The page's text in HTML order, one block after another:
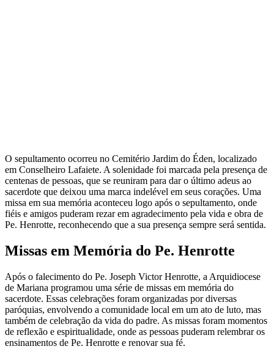
O sepultamento ocorreu no Cemitério Jardim do Éden, localizado
em Conselheiro Lafaiete. A solenidade foi marcada pela presença de
centenas de pessoas, que se reuniram para dar o último adeus ao
sacerdote que deixou uma marca indelével em seus corações. Uma
missa em sua memória aconteceu logo após o sepultamento, onde
fiéis e amigos puderam rezar em agradecimento pela vida e obra de
Pe. Henrotte, reconhecendo que a sua presença sempre será sentida.
Missas em Memória do Pe. Henrotte
Após o falecimento do Pe. Joseph Victor Henrotte, a Arquidiocese
de Mariana programou uma série de missas em memória do
sacerdote. Essas celebrações foram organizadas por diversas
paróquias, envolvendo a comunidade local em um ato de luto, mas
também de celebração da vida do padre. As missas foram momentos
de reflexão e espiritualidade, onde as pessoas puderam relembrar os
ensinamentos de Pe. Henrotte e renovar sua fé.